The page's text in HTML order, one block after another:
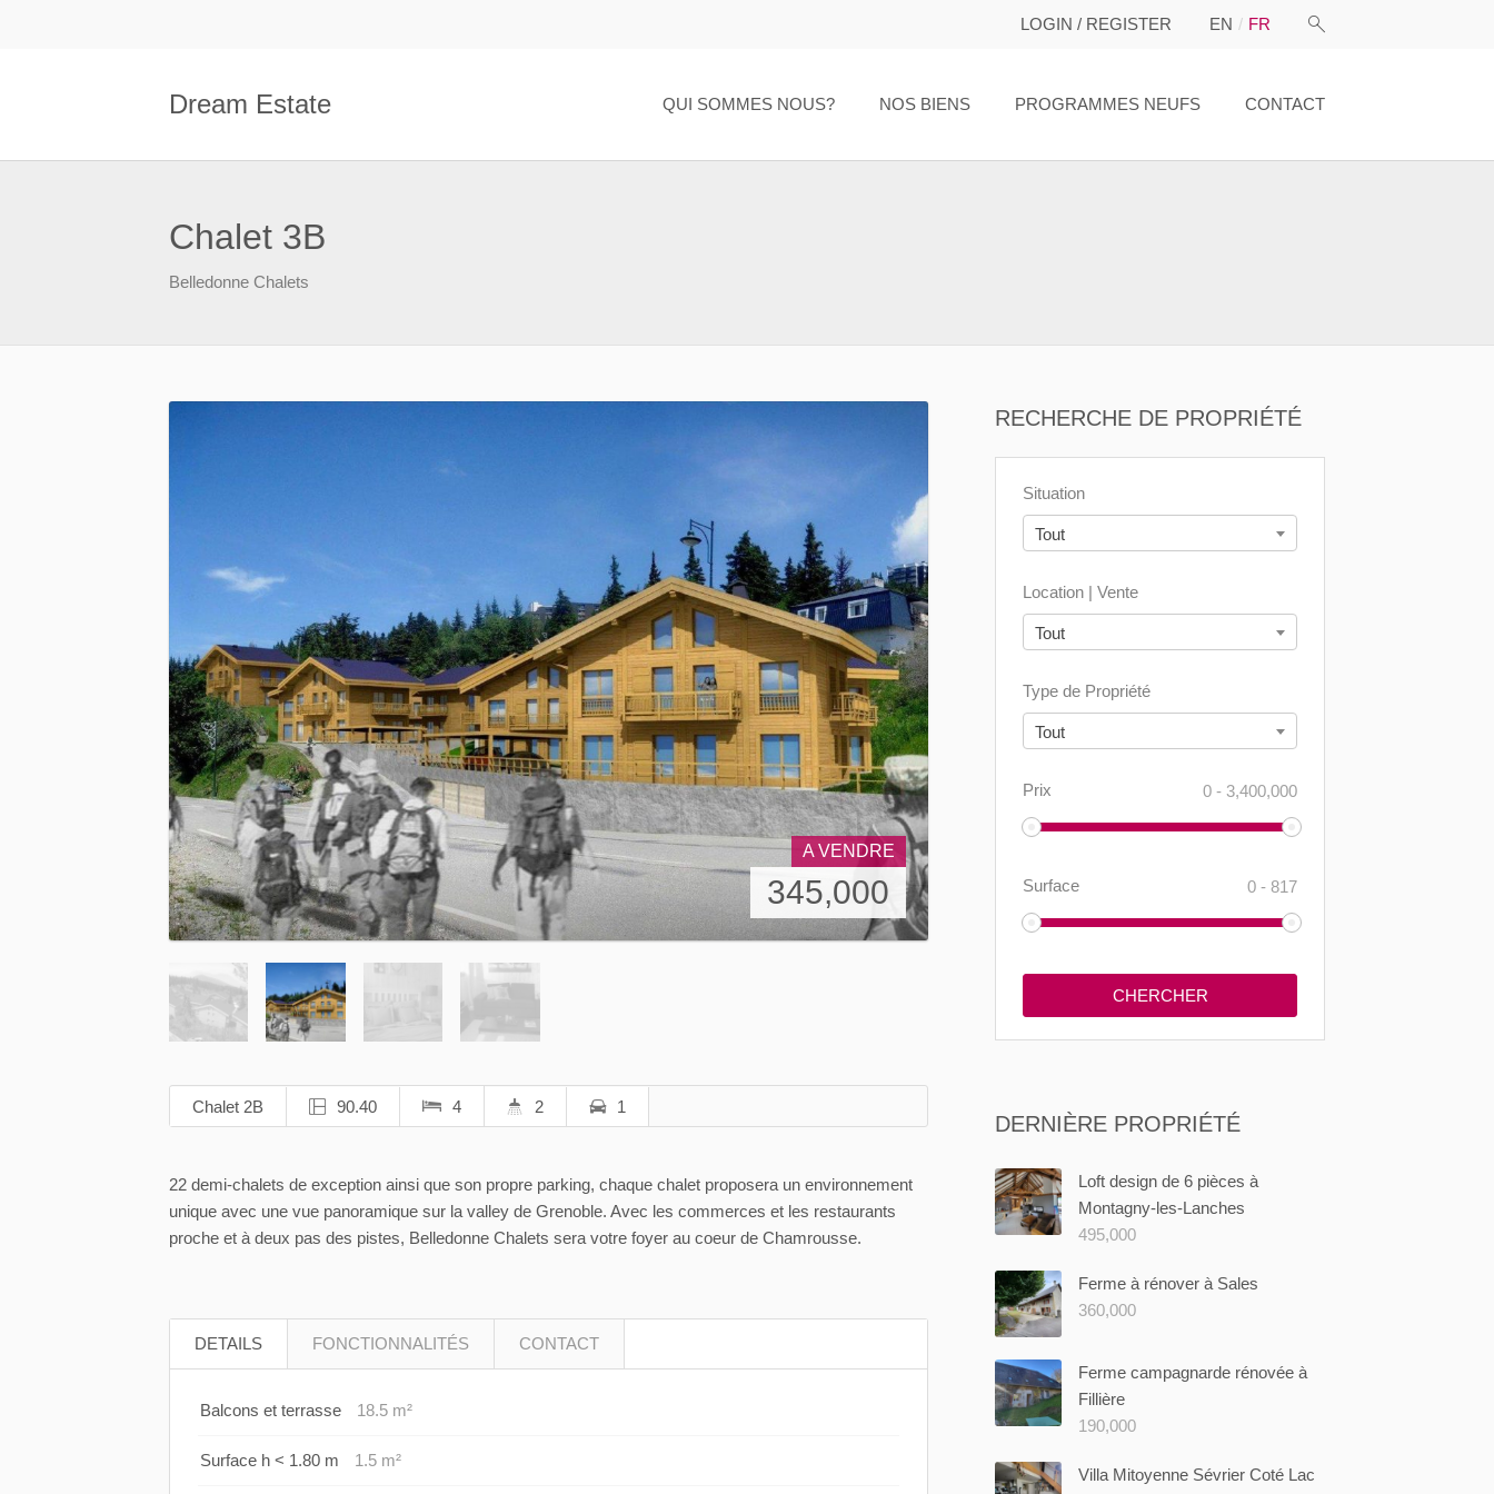
LOGIN / REGISTER EN FR
Dream Estate QUI SOMMES NOUS? NOS BIENS PROGRAMMES NEUFS CONTACT
Chalet 3B
Belledonne Chalets
A VENDRE
345,000
Chalet 2B 90.40 4 2 1
22 demi-chalets de exception ainsi que son propre parking, chaque chalet proposera un environnement
unique avec une vue panoramique sur la valley de Grenoble. Avec les commerces et les restaurants
proche et à deux pas des pistes, Belledonne Chalets sera votre foyer au coeur de Chamrousse.
DETAILS FONCTIONNALITÉS CONTACT
Balcons et terrasse 18.5 m²
Surface h < 1.80 m 1.5 m²
RECHERCHE DE PROPRIÉTÉ
Situation
Tout
Location | Vente
Tout
Type de Propriété
Tout
Prix 0 - 3,400,000
Surface 0 - 817
DERNIÈRE PROPRIÉTÉ
Loft design de 6 pièces à
Montagny-les-Lanches
495,000
Ferme à rénover à Sales
360,000
Ferme campagnarde rénovée à
Fillière
190,000
Villa Mitoyenne Sévrier Coté Lac